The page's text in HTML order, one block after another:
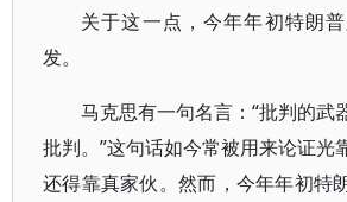
关于这一点，今年年初特朗
发。
马克思有一句名言：“批判的武
批判。”这句话如今常被用来论证光
还得靠真家伙。然而，今年年初特